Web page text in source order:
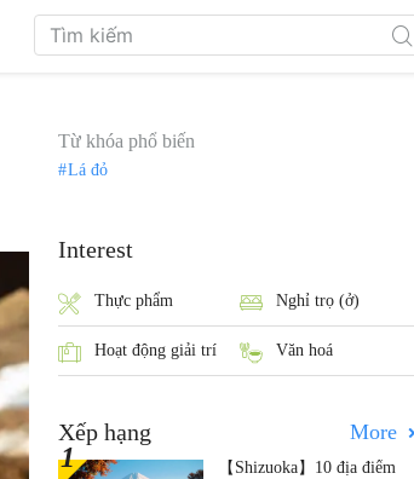
Từ khóa phổ biến
Lá đỏ
Interest
Thực phẩm Nghỉ trọ (ở)
Hoạt động giải trí Văn hoá
Xếp hạng More
【Shizuoka】10 địa điểm